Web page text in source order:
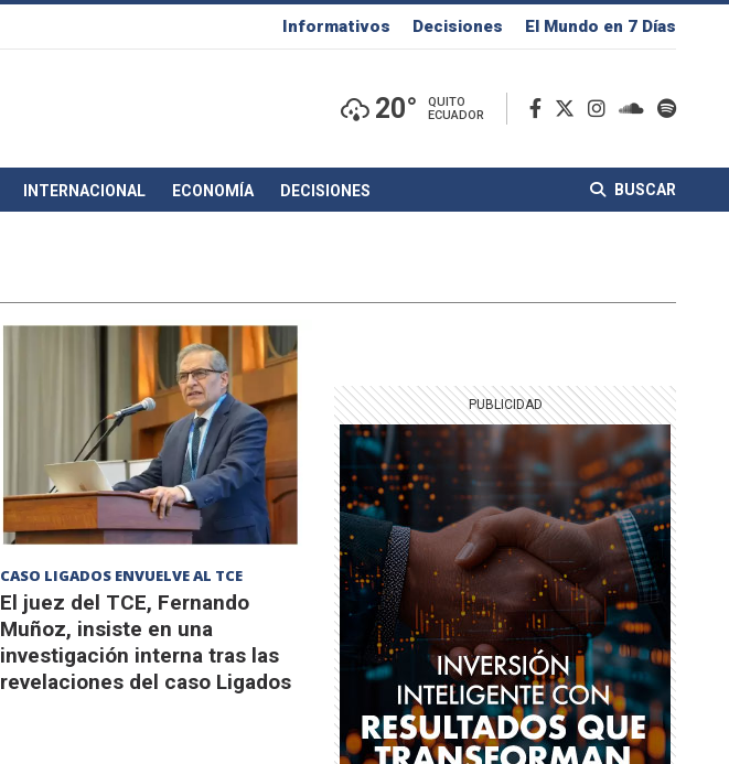
Informativos Decisiones El Mundo en 7 Días
20°
QUITO
ECUADOR
INTERNACIONAL ECONOMÍA DECISIONES BUSCAR
CASO LIGADOS ENVUELVE AL TCE
El juez del TCE, Fernando
Muñoz, insiste en una
investigación interna tras las
revelaciones del caso Ligados